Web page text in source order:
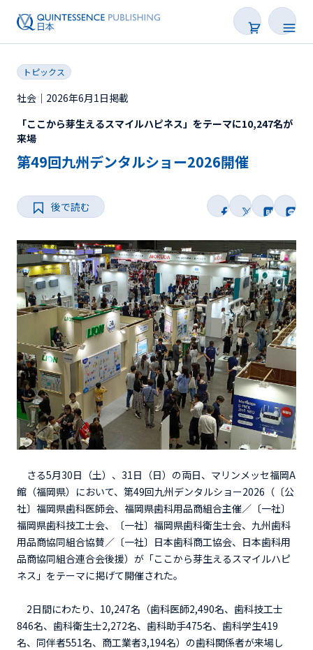
新着
連載
Web限定
後で読む
トピックス
社会｜2026年6月1日掲載
「ここから芽生えるスマイルハピネス」をテーマに10,247名が
来場
第49回九州デンタルショー2026開催
後で読む
さる5月30日（土）、31日（日）の両日、マリンメッセ福岡A
館（福岡県）において、第49回九州デンタルショー2026（〔公
社〕福岡県歯科医師会、福岡県歯科用品商組合主催／〔一社〕
福岡県歯科技工士会、〔一社〕福岡県歯科衛生士会、九州歯科
用品商協同組合協賛／〔一社〕日本歯科商工協会、日本歯科用
品商協同組合連合会後援）が「ここから芽生えるスマイルハピ
ネス」をテーマに掲げて開催された。
2日間にわたり、10,247名（歯科医師2,490名、歯科技工士
846名、歯科衛生士2,272名、歯科助手475名、歯科学生419
名、同伴者551名、商工業者3,194名）の歯科関係者が来場し